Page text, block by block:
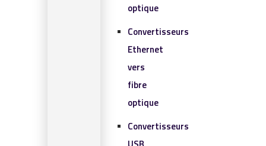
optique
Convertisseurs
Ethernet
vers
fibre
optique
Convertisseurs